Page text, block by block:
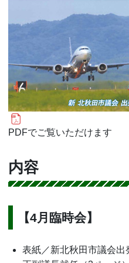
PDFでご覧いただけます
内容
【4月臨時会】
表紙／新北秋田市議会出